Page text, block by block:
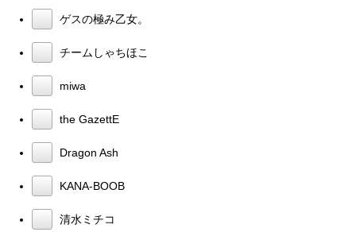
ゲスの極み乙女。
チームしゃちほこ
miwa
the GazettE
Dragon Ash
KANA-BOOB
清水ミチコ